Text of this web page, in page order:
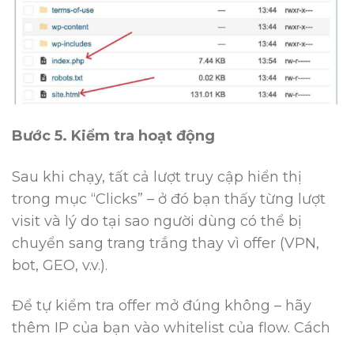
Bước 5. Kiểm tra hoạt động
Sau khi chạy, tất cả lượt truy cập hiển thị
trong mục “Clicks” – ở đó bạn thấy từng lượt
visit và lý do tại sao người dùng có thể bị
chuyển sang trang trắng thay vì offer (VPN,
bot, GEO, v.v.).
Để tự kiểm tra offer mở đúng không – hãy
thêm IP của bạn vào whitelist của flow. Cách